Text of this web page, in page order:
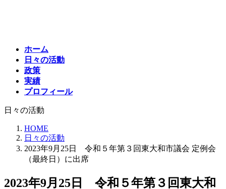
ホーム
日々の活動
政策
実績
プロフィール
日々の活動
HOME
日々の活動
2023年9月25日 令和５年第３回東大和市議会 定例会
（最終日）に出席
2023年9月25日 令和５年第３回東大和